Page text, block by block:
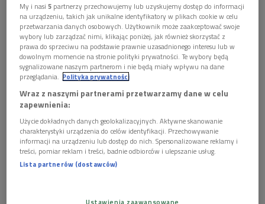
Kurkowa Foto: Piotr Podlewski/PR
Do czasu wojnyAndriej Kurkowmieszkał w Kijowie wraz z
żoną i trójką dzieci. Międzynarodową sławę przyniosły mu
powieści, z których dziewięć zostało sfilmowanych. A "Jimi
Hendrix we Lwowie" i "Srebrna kość" znalazły się na liście
nominowanych do The International Booker Prize w 2023 i
2024 roku. "Szare pszczoły" natomiast zakwalifikowane
zostały do ścisłego finału Literackiej Nagrody Europy
Środkowej Angelus w 2024 roku.
Dziennik numer 2
w nadchodzącym tygodniu, to kontynuacja "Dziennika
My i nasi5 partnerzy przechowujemy lub uzyskujemy dostęp do informacji
na urządzeniu, takich jak unikalne identyfikatory w plikach cookie w celu
przetwarzania danych osobowych. Użytkownik może zaakceptować swoje
wybory lub zarządzać nimi, klikając poniżej, jak również skorzystać z
prawa do sprzeciwu na podstawie prawnie uzasadnionego interesu lub w
dowolnym momencie na stronie polityki prywatności. Te wybory będą
sygnalizowane naszym partnerom i nie będą miały wpływu na dane
przeglądania. Polityka prywatności
Wraz z naszymi partnerami przetwarzamy dane w celu
zapewnienia:
Użycie dokładnych danych geolokalizacyjnych. Aktywne skanowanie
charakterystyki urządzenia do celów identyfikacji. Przechowywanie
informacji na urządzeniu lub dostęp do nich. Spersonalizowane reklamy i
treści, pomiar reklam i treści, badnie odbiorców i ulepszanie usług.
Lista partnerów (dostawców)